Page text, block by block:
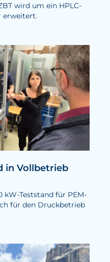
wird um ein HPLC-
erweitert.
in Vollbetrieb
kW-Teststand für PEM-
für den Druckbetrieb